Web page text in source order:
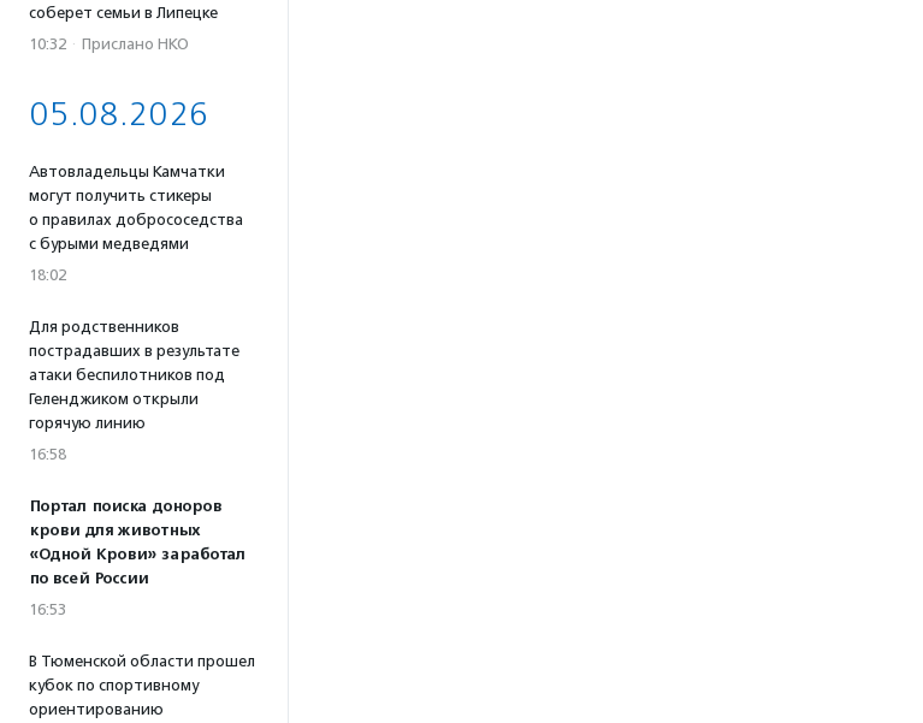
соберет семьи в Липецке
10:32 · Прислано НКО
05.08.2026
Автовладельцы Камчатки
могут получить стикеры
о правилах добрососедства
с бурыми медведями
18:02
Для родственников
пострадавших в результате
атаки беспилотников под
Геленджиком открыли
горячую линию
16:58
Портал поиска доноров
крови для животных
«Одной Крови» заработал
по всей России
16:53
В Тюменской области прошел
кубок по спортивному
ориентированию